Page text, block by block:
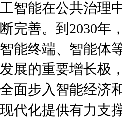
工智能在公共治理
断完善。到2030年
智能终端、智能体
发展的重要增长极
全面步入智能经济
现代化提供有力支